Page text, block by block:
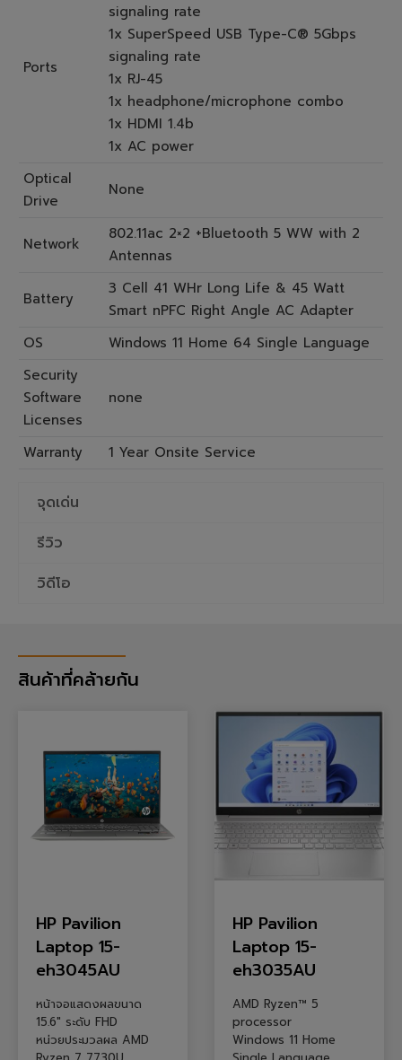
Ports
signaling rate
1x SuperSpeed USB Type-C® 5Gbps
signaling rate
1x RJ-45
1x headphone/microphone combo
1x HDMI 1.4b
1x AC power
Optical
Drive
None
Network
802.11ac 2×2 +Bluetooth 5 WW with 2
Antennas
Battery
3 Cell 41 WHr Long Life & 45 Watt
Smart nPFC Right Angle AC Adapter
OS
Windows 11 Home 64 Single Language
Security
Software
Licenses
none
Warranty 1 Year Onsite Service
จุดเด่น
รีวิว
วิดีโอ
สินค้าที่คล้ายกัน
HP Pavilion
Laptop 15-
eh3045AU
หน้าจอแสดงผลขนาด
15.6″ ระดับ FHD
หน่วยประมวลผล AMD
HP Pavilion
Laptop 15-
eh3035AU
AMD Ryzen™ 5
processor
Windows 11 Home